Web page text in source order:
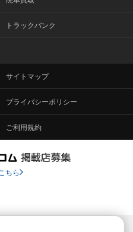
トラックバンク
サイトマップ
プライバシーポリシー
ご利用規約
ちら
Co., LTD.